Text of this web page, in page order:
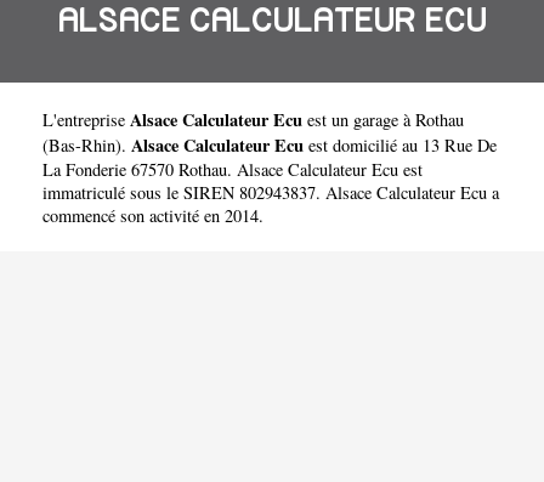
ALSACE CALCULATEUR ECU
L'entreprise Alsace Calculateur Ecu est un garage à Rothau
(Bas-Rhin). Alsace Calculateur Ecu est domicilié au 13 Rue De
La Fonderie 67570 Rothau. Alsace Calculateur Ecu est
immatriculé sous le SIREN 802943837. Alsace Calculateur Ecu a
commencé son activité en 2014.